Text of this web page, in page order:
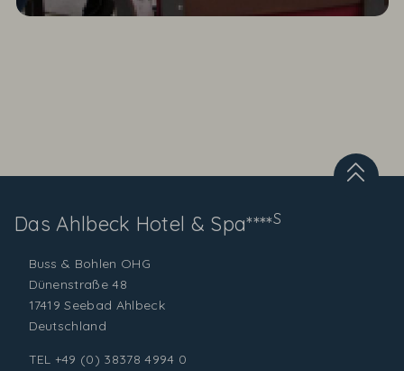
Das Ahlbeck Hotel & Spa****S
Buss & Bohlen OHG
Dünenstraße 48
17419 Seebad Ahlbeck
Deutschland
TEL +49 (0) 38378 4994 0